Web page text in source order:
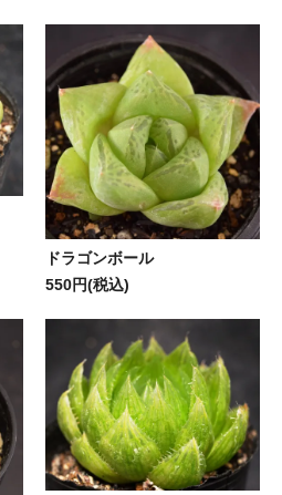
ドラゴンボール
550円(税込)